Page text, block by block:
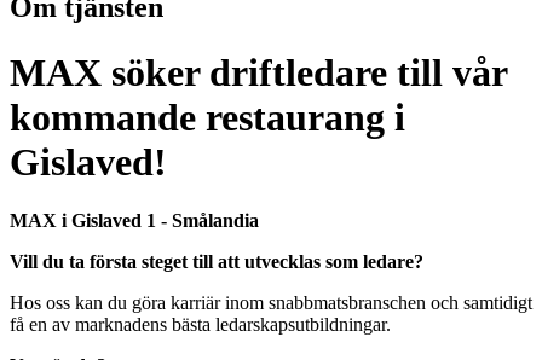
Om tjänsten
MAX söker driftledare till vår
kommande restaurang i
Gislaved!
MAX i Gislaved 1 - Smålandia
Vill du ta första steget till att utvecklas som ledare?
Hos oss kan du göra karriär inom snabbmatsbranschen och samtidigt
få en av marknadens bästa ledarskapsutbildningar.